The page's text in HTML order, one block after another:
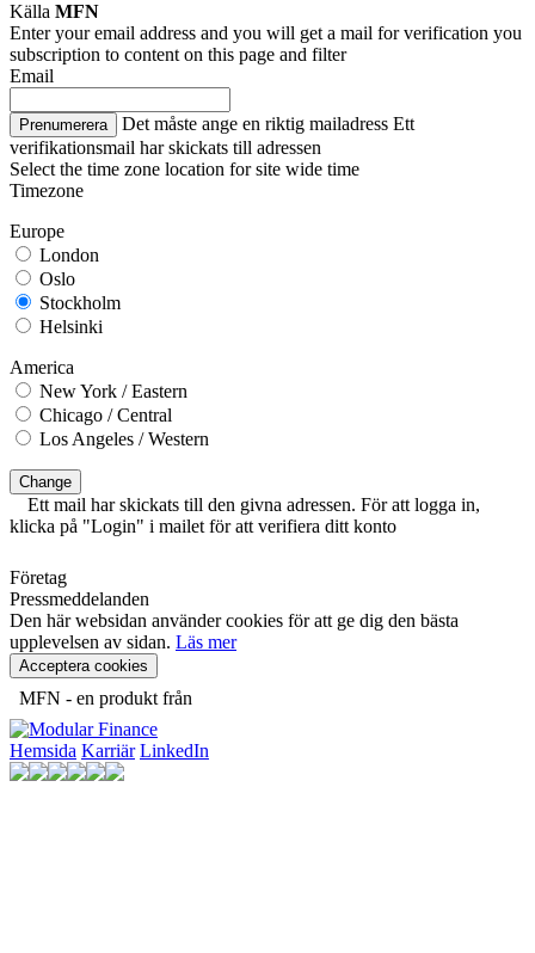
Källa MFN
Enter your email address and you will get a mail for verification you
subscription to content on this page and filter
Email
Prenumerera Det måste ange en riktig mailadress Ett
verifikationsmail har skickats till adressen
Select the time zone location for site wide time
Timezone
Europe
London
Oslo
Stockholm
Helsinki
America
New York / Eastern
Chicago / Central
Los Angeles / Western
Change
Ett mail har skickats till den givna adressen. För att logga in,
klicka på "Login" i mailet för att verifiera ditt konto
Företag
Pressmeddelanden
Den här websidan använder cookies för att ge dig den bästa
upplevelsen av sidan. Läs mer
Acceptera cookies
MFN - en produkt från
Hemsida Karriär LinkedIn